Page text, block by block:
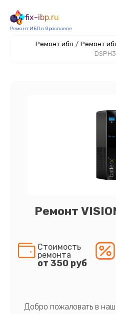
fix-ibp.ru
Ремонт ИБП в Ярославле
Ремонт ибп / Ремонт
Ремонт
Стоимость
ремонта
от 350 руб
Добро пожаловать в